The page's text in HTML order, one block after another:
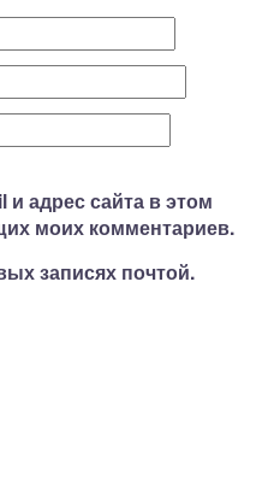
адрес сайта в этом
моих комментариев.
записях почтой.